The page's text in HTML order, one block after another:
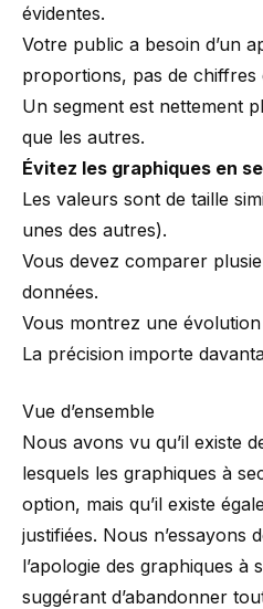
évidentes.
Votre public a besoin d’un
proportions, pas de chiffres
Un segment est nettement
que les autres.
Évitez les graphiques en
Les valeurs sont de taille
unes des autres).
Vous devez comparer
données.
Vous montrez une
La précision importe
Vue d’ensemble
Nous avons vu qu’il existe
lesquels les graphiques à
option, mais qu’il existe
justifiées. Nous n’essayons
l’apologie des graphiques à
suggérant d’abandonner